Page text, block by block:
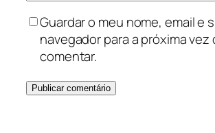
Guardar o meu nome, email e
navegador para a próxima vez
comentar.